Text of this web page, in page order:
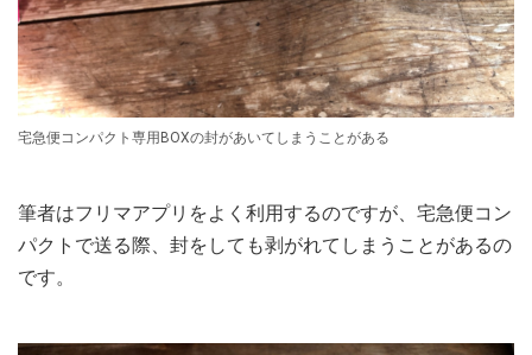
宅急便コンパクト専用BOXの封があいてしまうことがある
筆者はフリマアプリをよく利用するのですが、宅急便コン
パクトで送る際、封をしても剥がれてしまうことがあるの
です。